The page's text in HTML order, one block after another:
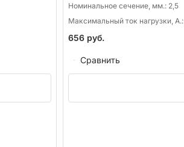
Номинальное сечение, мм.: 2,5
Максимальный ток нагрузки, А.:
656 руб.
Сравнить